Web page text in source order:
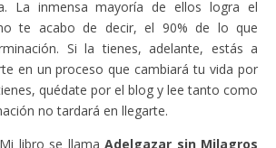
La inmensa mayoría de ellos logra el
te acabo de decir, el 90% de lo que
Si la tienes, adelante, estás a
en un proceso que cambiará tu vida por
quédate por el blog y lee tanto como
no tardará en llegarte.
libro se llamaAdelgazar sin Milagros